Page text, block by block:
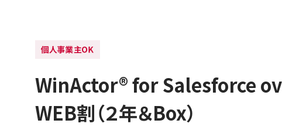
WinActor® for Salesforce
WEB割（２年＆Box）